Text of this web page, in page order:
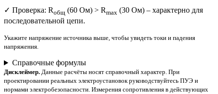
✓ Проверка: Rобщ (60 Ом) > Rmax (30 Ом) – характерно для
последовательной цепи.
Укажите напряжение источника выше, чтобы увидеть токи и падения
напряжения.
Справочные формулы
Дисклеймер. Данные расчёты носят справочный характер. При
проектировании реальных электроустановок руководствуйтесь ПУЭ и
нормами электробезопасности. Измерения сопротивления в действующих